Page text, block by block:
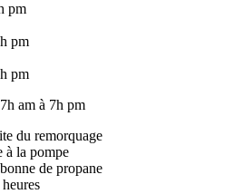
pm
pm
pm
am à 7h pm
du remorquage
à la pompe
de propane